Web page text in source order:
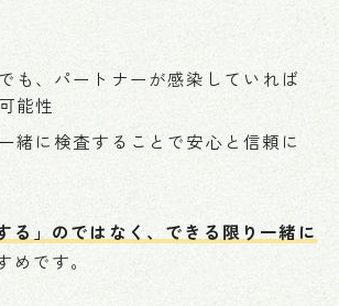
も、パートナーが感染していれば
能性
緒に検査することで安心と信頼に
る」のではなく、できる限り一緒に
めです。